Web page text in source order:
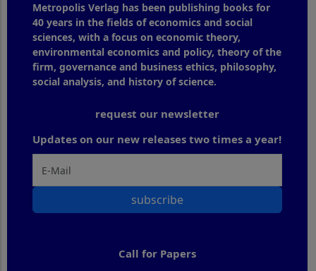
Metropolis Verlag has been publishing books for
40 years in the fields of economics and social
sciences, with a focus on economic theory,
environmental economics and policy, theory of the
firm, governance and business ethics, philosophy,
social analysis, and history of science.
request our newsletter
Updates on our new releases two times a year!
subscribe
Call for Papers